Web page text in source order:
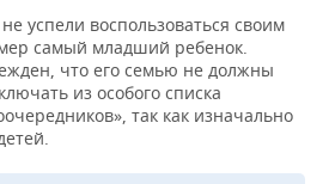
успели воспользоваться своим
самый младший ребенок.
что его семью не должны
из особого списка
так как изначально